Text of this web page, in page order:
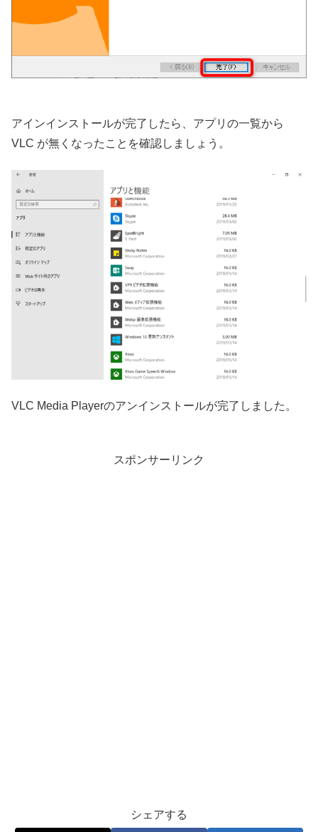
アインインストールが完了したら、アプリの一覧から
VLC が無くなったことを確認しましょう。
VLC Media Playerのアンインストールが完了しました。
スポンサーリンク
シェアする